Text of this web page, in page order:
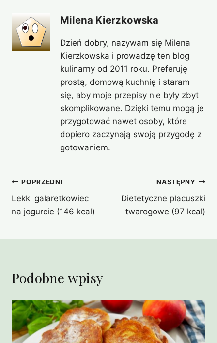
Milena Kierzkowska
Dzień dobry, nazywam się Milena
Kierzkowska i prowadzę ten blog
kulinarny od 2011 roku. Preferuję
prostą, domową kuchnię i staram
się, aby moje przepisy nie były zbyt
skomplikowane. Dzięki temu mogą je
przygotować nawet osoby, które
dopiero zaczynają swoją przygodę z
gotowaniem.
Nawigacja
wpisu
POPRZEDNI
Lekki galaretkowiec
na jogurcie (146 kcal)
NASTĘPNY
Dietetyczne placuszki
twarogowe (97 kcal)
Podobne wpisy